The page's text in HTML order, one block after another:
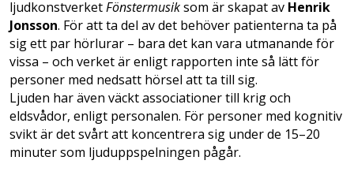
ljudkonstverketFönstermusiksom är skapat av Henrik
Jonsson. För att ta del av det behöver patienterna ta på
sig ett par hörlurar – bara det kan vara utmanande för
vissa – och verket är enligt rapporten inte så lätt för
personer med nedsatt hörsel att ta till sig.
Ljuden har även väckt associationer till krig och
eldsvådor, enligt personalen. För personer med kognitiv
svikt är det svårt att koncentrera sig under de 15–20
minuter som ljuduppspelningen pågår.